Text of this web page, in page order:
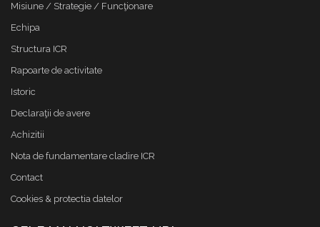
Misiune / Strategie / Funcţionare
Echipa
Structura ICR
Rapoarte de activitate
Istoric
Declaraţii de avere
Achizitii
Nota de fundamentare cladire ICR
Contact
Cookies & protectia datelor